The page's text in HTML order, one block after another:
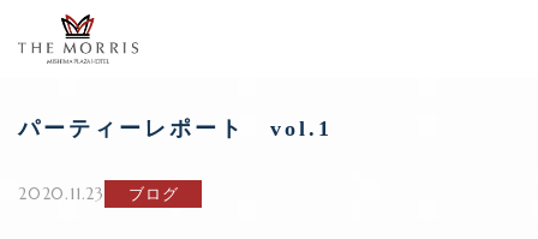
パーティーレポート vol.1
2020.11.23 ブログ